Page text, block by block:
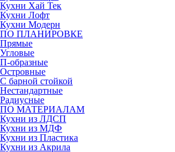
Кухни Хай Тек
Кухни Лофт
Кухни Модерн
ПО ПЛАНИРОВКЕ
Прямые
Угловые
П-образные
Островные
С барной стойкой
Нестандартные
Радиусные
ПО МАТЕРИАЛАМ
Кухни из ЛДСП
Кухни из МДФ
Кухни из Пластика
Кухни из Акрила